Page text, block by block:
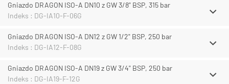
Gniazdo DRAGON ISO-A DN10 z GW 3/8" BSP, 315 bar
Indeks : DG-IA10-F-06G
Gniazdo DRAGON ISO-A DN12 z GW 1/2" BSP, 250 bar
Indeks : DG-IA12-F-08G
Gniazdo DRAGON ISO-A DN19 z GW 3/4" BSP, 250 bar
Indeks : DG-IA19-F-12G